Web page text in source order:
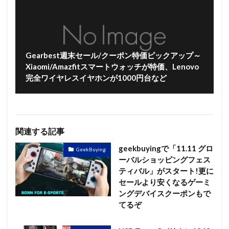
Gearbest週末セール/クーポン特価ピックアップ～
Xiaomi/Amazfitスマートウォッチが特価、Lenovo
完全ワイヤレスイヤホンが1000円台など
関連する記事
GeekBuying
geekbuyingで「11.11 グロ
ーバルショッピングフェス
ティバル」がスタート!更に
セールより安くなるゲーミ
ングデバイスクーポンもで
てるぞ